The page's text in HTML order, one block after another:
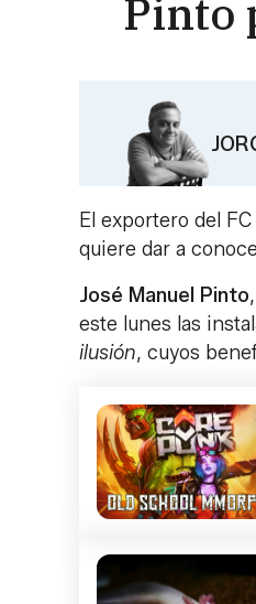
Pinto
El exportero del
quiere dar a
José Manuel Pinto
este lunes las
ilusión, cuyos